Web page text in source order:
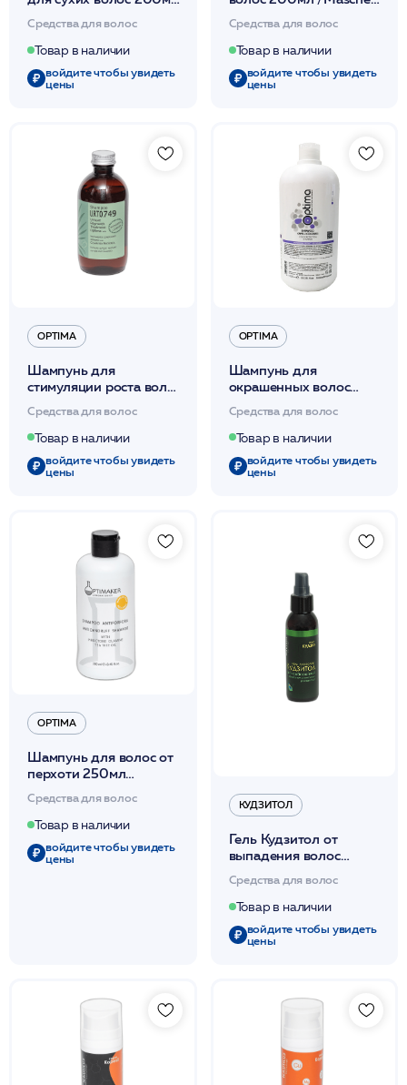
/Maschera Capelli Secchi
/Optima*
Средства для волос
Товар в наличии
войдите чтобы увидеть
цены
Anticaduta /Optima*
Средства для волос
Товар в наличии
войдите чтобы увидеть
цены
OPTIMA
Шампунь для
стимуляции роста волос
Микроксидил 200мл
/Shampoo U.R.T.O.749
/Optima*
Средства для волос
Товар в наличии
войдите чтобы увидеть
цены
OPTIMA
Шампунь для
окрашенных волос
1000мл /Shampoo
Capelli Colorati
/Optima*
Средства для волос
Товар в наличии
войдите чтобы увидеть
цены
OPTIMA
Шампунь для волос от
перхоти 250мл
/Shampoo Antiforfora
/Optima*
Средства для волос
Товар в наличии
войдите чтобы увидеть
цены
КУДЗИТОЛ
Гель Кудзитол от
выпадения волос
100мл *
Средства для волос
Товар в наличии
войдите чтобы увидеть
цены